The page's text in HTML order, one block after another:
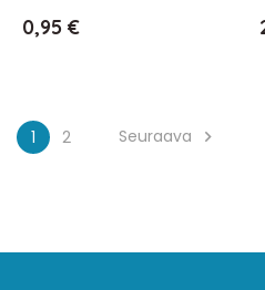
Hinta
0,95 €
1 2 Seuraava 